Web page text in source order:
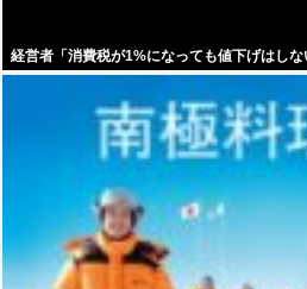
経営者「消費税が1%になっても値下げはしな